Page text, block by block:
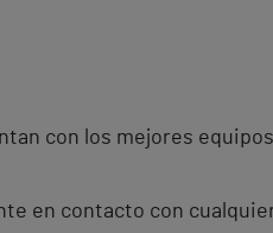
con los mejores
en contacto con